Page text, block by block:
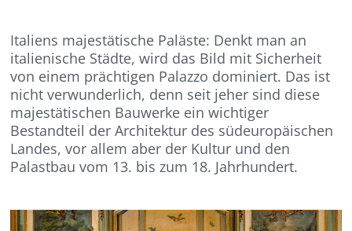
Italiens majestätische Paläste: Denkt man an
italienische Städte, wird das Bild mit Sicherheit
von einem prächtigen Palazzo dominiert. Das ist
nicht verwunderlich, denn seit jeher sind diese
majestätischen Bauwerke ein wichtiger
Bestandteil der Architektur des südeuropäischen
Landes, vor allem aber der Kultur und den
Palastbau vom 13. bis zum 18. Jahrhundert.